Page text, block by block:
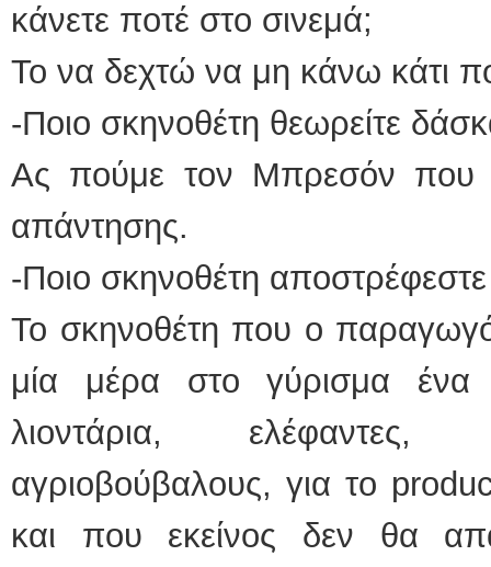
κάνετε ποτέ στο σινεμά;
Το να δεχτώ να μη κάνω κάτι
-Ποιο σκηνοθέτη θεωρείτε
Ας πούμε τον Μπρεσόν που
απάντησης.
-Ποιο σκηνοθέτη αποστρέφεστε
Το σκηνοθέτη που ο
μία μέρα στο γύρισμα
λιοντάρια, ελέφαντες,
αγριοβούβαλους, για το
και που εκείνος δεν θα